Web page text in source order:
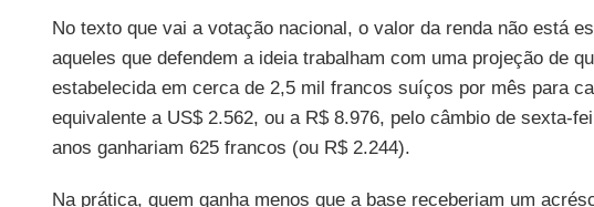
No texto que vai a votação nacional, o valor da renda não está
aqueles que defendem a ideia trabalham com uma projeção de
estabelecida em cerca de 2,5 mil francos suíços por mês para
equivalente a US$ 2.562, ou a R$ 8.976, pelo câmbio de sexta-
anos ganhariam 625 francos (ou R$ 2.244).
Na prática, quem ganha menos que a base receberiam um